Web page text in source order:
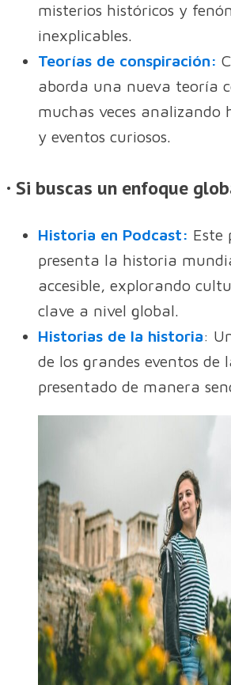
misterios históricos y
inexplicables.
Teorías de conspiración:
aborda una nueva teoría
muchas veces analizando
y eventos curiosos.
· Si buscas un enfoque
Historia en Podcast: Este
presenta la historia
accesible, explorando
clave a nivel global.
Historias de la historia:
de los grandes eventos de
presentado de manera